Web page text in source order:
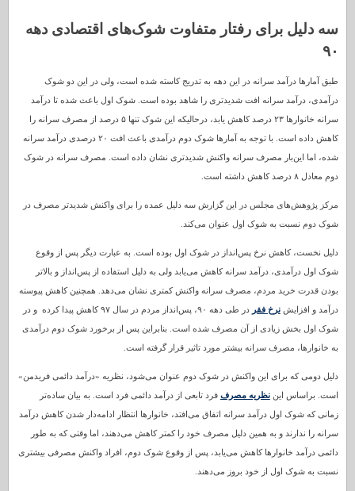
سه دلیل برای رفتار متفاوت شوک‌های اقتصادی دهه
۹۰
طبق آمارها درآمد سرانه در این دهه به تدریج کاسته شده است، ولی در این دو شوک
درآمدی، درآمد سرانه افت شدیدتری را شاهد بوده است. شوک اول باعث شده تا درآمد
سرانه خانوارها ۲۳ درصد کاهش یابد، درحالیکه این شوک تنها ۵ درصد از مصرف سرانه را
کاهش داده است. با توجه به آمارها شوک دوم درآمدی باعث افت ۲۰ درصدی درآمد سرانه
شده، اما این‌بار مصرف سرانه واکنش شدیدتری نشان داده است. مصرف سرانه در شوک
دوم معادل ۸ درصد کاهش داشته است.
مرکز پژوهش‌های مجلس در این گزارش سه دلیل عمده را برای واکنش شدیدتر مصرف در
شوک دوم نسبت به شوک اول عنوان می‌کند.
دلیل نخست، کاهش نرخ پس‌انداز در شوک اول بوده است. به عبارت دیگر پس از وقوع
شوک اول درآمدی، درآمد سرانه کاهش می‌یابد ولی به دلیل استفاده از پس‌انداز و بالاتر
بودن قدرت خرید مردم، مصرف سرانه واکنش کمتری نشان می‌دهد. همچنین کاهش پیوسته
درآمد و افزایشنرخ فقر
در طی دهه ۹۰، پس‌‌انداز مردم در سال ۹۷ کاهش پیدا کرده و در
شوک اول بخش زیادی از آن مصرف شده است. بنابراین پس از برخورد شوک دوم درآمدی
به خانوارها، مصرف سرانه بیشتر مورد تاثیر قرار گرفته است.
دلیل دومی که برای این واکنش در شوک دوم عنوان می‌شود، نظریه «درآمد دائمی فریدمن»
است. براساس ایننظریه مصرف فرد تابعی از درآمد دائمی فرد است. به بیان ساده‌تر
زمانی که شوک اول درآمد سرانه اتفاق می‌افتد، خانوارها انتظار ادامه‌دار شدن کاهش درآمد
سرانه را ندارند و به همین دلیل مصرف خود را کمتر کاهش می‌دهند، اما وقتی که به طور
دائمی درآمد خانوارها کاهش می‌یابد، پس از وقوع شوک دوم، افراد واکنش مصرفی بیشتری
نسبت به شوک اول از خود بروز می‌دهند.